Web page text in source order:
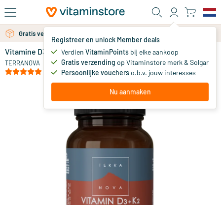
Ga naar de hoofdinhoud
Registreer en unlock Member deals
Verdien VitaminPoints bij elke aankoop
Gratis verzending op Vitaminstore merk & Solgar
Persoonlijke voucherso.b.v. jouw interesses
Nu aanmaken
Gratis verzending vanaf 25 euro
Gratis persoonlijk advies via chat of email
Vitamine D3 2000IU met K2 100 mcg complex
TERRANOVA
46.